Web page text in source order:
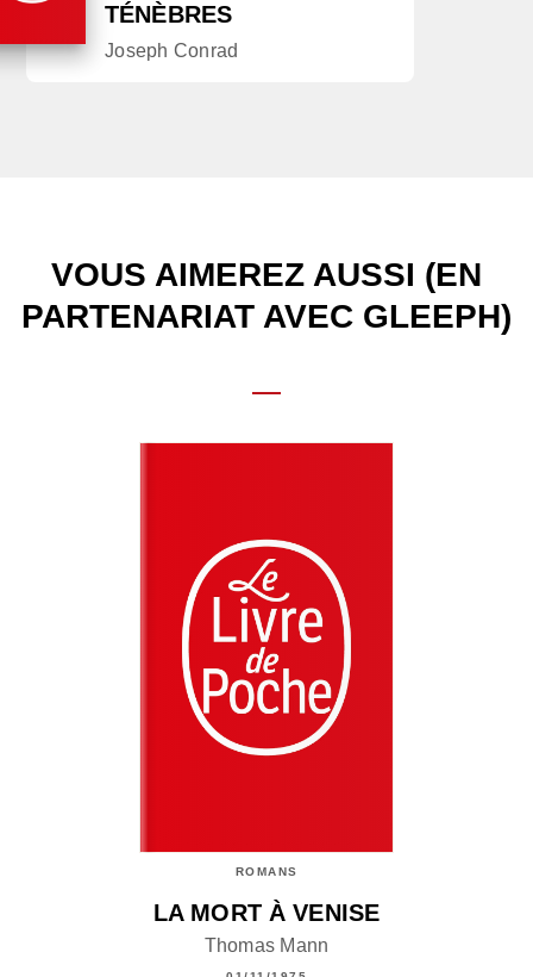
TÉNÈBRES
Joseph Conrad
VOUS AIMEREZ AUSSI (EN
PARTENARIAT AVEC GLEEPH)
ROMANS
LA MORT À VENISE
Thomas Mann